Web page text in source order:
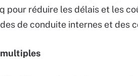
pour réduire les délais et les
de conduite internes et des
multiples